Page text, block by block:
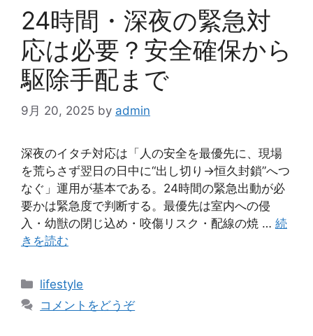
24時間・深夜の緊急対
応は必要？安全確保から
駆除手配まで
9月 20, 2025 by admin
深夜のイタチ対応は「人の安全を最優先に、現場
を荒らさず翌日の日中に“出し切り→恒久封鎖”へつ
なぐ」運用が基本である。24時間の緊急出動が必
要かは緊急度で判断する。最優先は室内への侵
入・幼獣の閉じ込め・咬傷リスク・配線の焼 … 続
きを読む
カ
lifestyle
コメントをどうぞ